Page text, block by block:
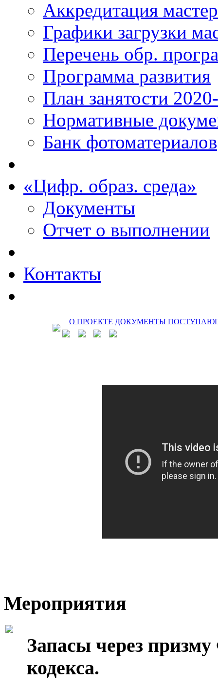
Аккредитация
Графики загрузки
Перечень обр.
Программа развития
План занятости
Нормативные
Банк фотоматериалов
«Цифр. образ. среда»
Документы
Отчет о выполнении
Контакты
О ПРОЕКТЕ ДОКУМЕНТЫ
Мероприятия
Запасы через
кодекса.